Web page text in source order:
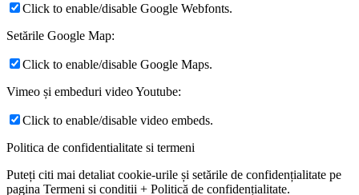
Click to enable/disable Google Webfonts.
Setările Google Map:
Click to enable/disable Google Maps.
Vimeo și embeduri video Youtube:
Click to enable/disable video embeds.
Politica de confidentialitate si termeni
Puteți citi mai detaliat cookie-urile și setările de confidențialitate pe
pagina Termeni si conditii + Politică de confidențialitate.